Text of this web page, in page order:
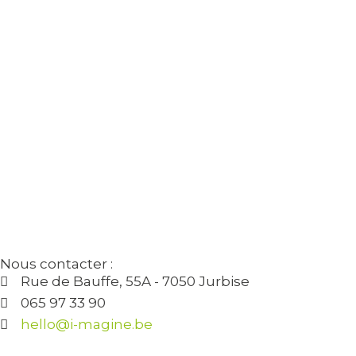
Nous contacter :
Rue de Bauffe, 55A - 7050 Jurbise
065 97 33 90
hello@i-magine.be